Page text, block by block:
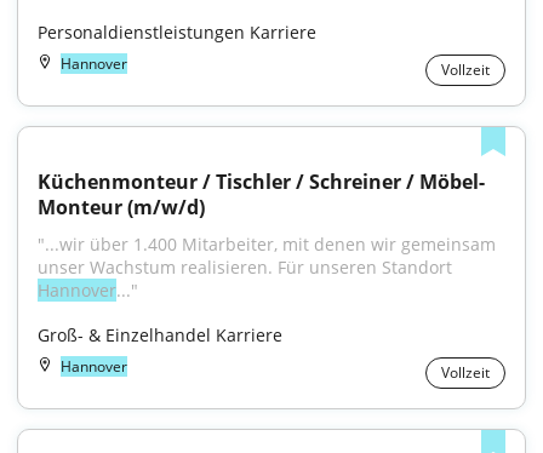
Personaldienstleistungen Karriere
Hannover Vollzeit
Küchenmonteur / Tischler / Schreiner / Möbel-
Monteur (m/w/d)
"...wir über 1.400 Mitarbeiter, mit denen wir gemeinsam
Hannover..."
Groß- & Einzelhandel Karriere
Hannover Vollzeit